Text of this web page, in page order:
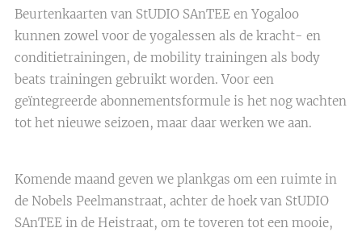
Beurtenkaarten van StUDIO SAnTEE en Yogaloo
kunnen zowel voor de yogalessen als de kracht- en
conditietrainingen, de mobility trainingen als body
beats trainingen gebruikt worden. Voor een
geïntegreerde abonnementsformule is het nog wachten
tot het nieuwe seizoen, maar daar werken we aan.
Komende maand geven we plankgas om een ruimte in
de Nobels Peelmanstraat, achter de hoek van StUDIO
SAnTEE in de Heistraat, om te toveren tot een mooie,